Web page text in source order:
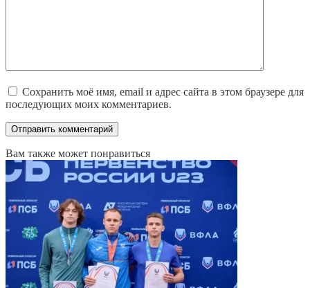
Сохранить моё имя, email и адрес сайта в этом браузере для
последующих моих комментариев.
Вам также может понравиться